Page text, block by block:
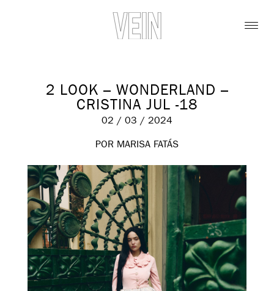
2 LOOK – WONDERLAND –
CRISTINA JUL -18
02 / 03 / 2024
POR MARISA FATÁS